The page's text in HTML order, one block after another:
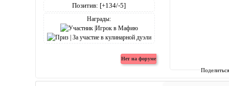
Позитив: [+134/-5]
Награды: